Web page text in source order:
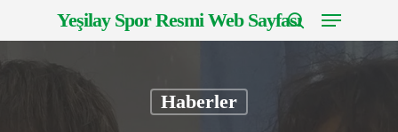
main
Yeşilay Spor Resmi Web Sayfası
search
Menu
Haberler